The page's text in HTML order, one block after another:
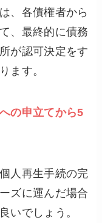
、各債権者から
、最終的に債務
が認可決定をす
ます。
の申立てから5
人再生手続の完
ズに運んだ場合
いでしょう。